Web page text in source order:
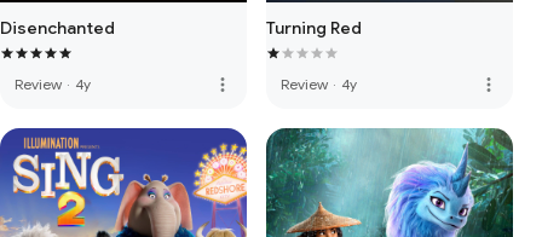
Disenchanted
Review · 4y more_vert
Turning Red
Review · 4y more_vert